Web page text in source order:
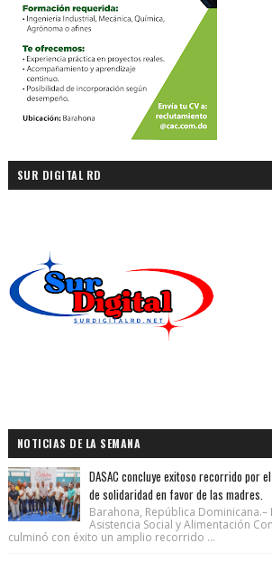
SUR DIGITAL RD
NOTICIAS DE LA SEMANA
DASAC concluye exitoso recorrido por
de solidaridad en favor de las madres.
Barahona, República Dominicana.–
Asistencia Social y Alimentación
culminó con éxito un amplio recorrido ...